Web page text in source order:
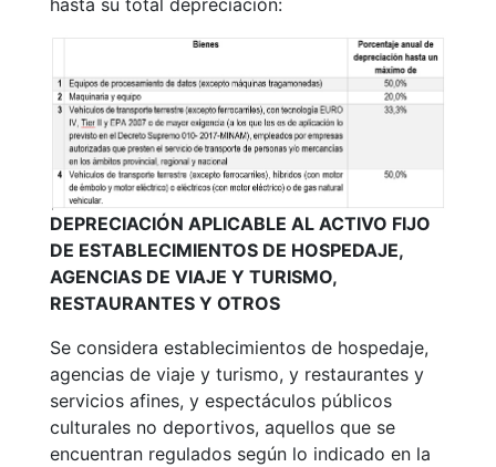
hasta su total depreciación:
DEPRECIACIÓN APLICABLE AL ACTIVO FIJO
DE ESTABLECIMIENTOS DE HOSPEDAJE,
AGENCIAS DE VIAJE Y TURISMO,
RESTAURANTES Y OTROS
Se considera establecimientos de hospedaje,
agencias de viaje y turismo, y restaurantes y
servicios afines, y espectáculos públicos
culturales no deportivos, aquellos que se
encuentran regulados según lo indicado en la